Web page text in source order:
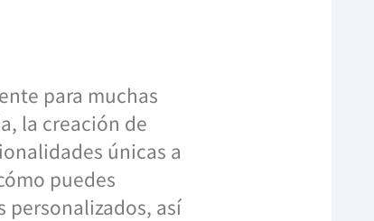
para muchas
la creación de
únicas a
puedes
personalizados, así